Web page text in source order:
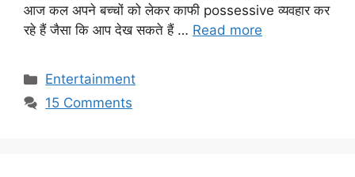
आज कल अपने बच्चों को लेकर काफी possessive व्यवहार कर
रहे हैं जैसा कि आप देख सकते हैं … Read more
Categories
Entertainment
15 Comments